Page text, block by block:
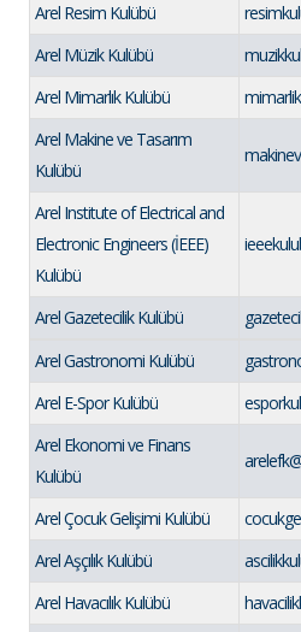
Arel Resim Kulübü
Arel Müzik Kulübü
Arel Mimarlık Kulübü
Arel Makine ve Tasarım
Kulübü
Arel Institute of Electrical and
Electronic Engineers (İEEE)
Kulübü
Arel Gazetecilik Kulübü
Arel Gastronomi Kulübü
Arel E-Spor Kulübü
Arel Ekonomi ve Finans
Kulübü
Arel Çocuk Gelişimi Kulübü
Arel Aşçılık Kulübü
Arel Havacılık Kulübü